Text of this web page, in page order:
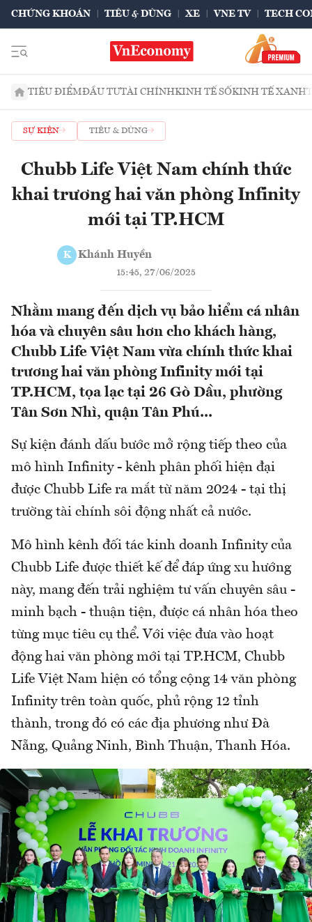
CHỨNG KHOÁN TIÊU & DÙNG XE VNE TV TECH
TIÊU ĐIỂMĐẦU TƯTÀI CHÍNHKINH TẾ SỐKINH TẾ XANH
SỰ KIỆN TIÊU & DÙNG
Chubb Life Việt Nam chính thức
khai trương hai văn phòng Infinity
mới tại TP.HCM
K Khánh Huyền
15:45, 27/06/2025
Nhằm mang đến dịch vụ bảo hiểm cá nhân
hóa và chuyên sâu hơn cho khách hàng,
Chubb Life Việt Nam vừa chính thức khai
trương hai văn phòng Infinity mới tại
TP.HCM, tọa lạc tại 26 Gò Dầu, phường
Tân Sơn Nhì, quận Tân Phú...
Sự kiện đánh dấu bước mở rộng tiếp theo của
mô hình Infinity - kênh phân phối hiện đại
được Chubb Life ra mắt từ năm 2024 - tại thị
trường tài chính sôi động nhất cả nước.
Mô hình kênh đối tác kinh doanh Infinity của
Chubb Life được thiết kế để đáp ứng xu hướng
này, mang đến trải nghiệm tư vấn chuyên sâu -
minh bạch - thuận tiện, được cá nhân hóa theo
từng mục tiêu cụ thể. Với việc đưa vào hoạt
động hai văn phòng mới tại TP.HCM, Chubb
Life Việt Nam hiện có tổng cộng 14 văn phòng
Infinity trên toàn quốc, phủ rộng 12 tỉnh
thành, trong đó có các địa phương như Đà
Nẵng, Quảng Ninh, Bình Thuận, Thanh Hóa.